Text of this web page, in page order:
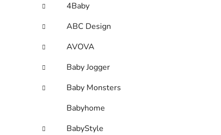
4Baby
ABC Design
AVOVA
Baby Jogger
Baby Monsters
Babyhome
BabyStyle